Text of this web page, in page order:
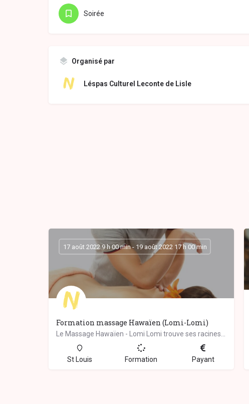
Soirée
Organisé par
Léspas Culturel Leconte de Lisle
Formation massage Hawaïen (Lomi-Lomi)
Le Massage Hawaïen - Lomi Lomi trouve ses racines dans la tradition chamanique des guérisseurs ancestraux de…
17 août 2022 9 h 00 min - 19 août 2022 17 h 00 min
St Louis Formation Payant